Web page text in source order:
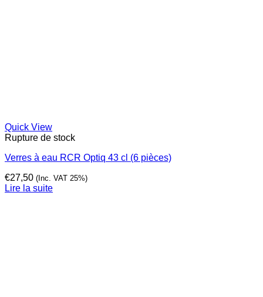
Quick View
Rupture de stock
Verres à eau RCR Optiq 43 cl (6 pièces)
€27,50 (Inc. VAT 25%)
Lire la suite